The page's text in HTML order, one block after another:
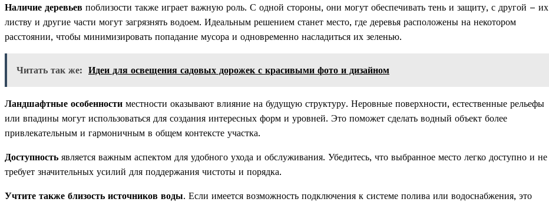
Наличие деревьев поблизости также играет важную роль. С одной стороны, они могут обеспечивать тень и защиту, с другой – их
листву и другие части могут загрязнять водоем. Идеальным решением станет место, где деревья расположены на некотором
расстоянии, чтобы минимизировать попадание мусора и одновременно насладиться их зеленью.
Читать так же: Идеи для освещения садовых дорожек с красивыми фото и дизайном
Ландшафтные особенности местности оказывают влияние на будущую структуру. Неровные поверхности, естественные рельефы
или впадины могут использоваться для создания интересных форм и уровней. Это поможет сделать водный объект более
привлекательным и гармоничным в общем контексте участка.
Доступность является важным аспектом для удобного ухода и обслуживания. Убедитесь, что выбранное место легко доступно и не
требует значительных усилий для поддержания чистоты и порядка.
Учтите также близость источников воды. Если имеется возможность подключения к системе полива или водоснабжения, это